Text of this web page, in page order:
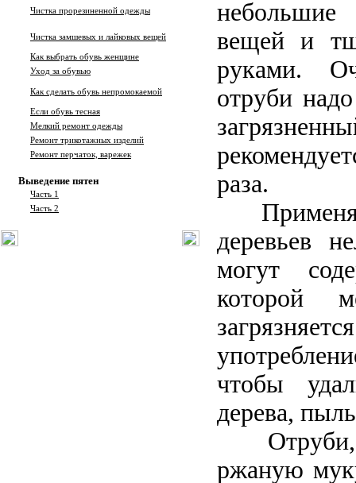
Чистка прорезиненной одежды
Чистка замшевых и лайковых вещей
Как выбрать обувь женщине
Уход за обувью
Как сделать обувь непромокаемой
Если обувь тесная
Мелкий ремонт одежды
Ремонт трикотажных изделий
Ремонт перчаток, варежек
Выведение пятен
Часть 1
Часть 2
вещей и
руками.
отруби
раза.
деревьев
могут
которой
чтобы
дерева,
ржаную